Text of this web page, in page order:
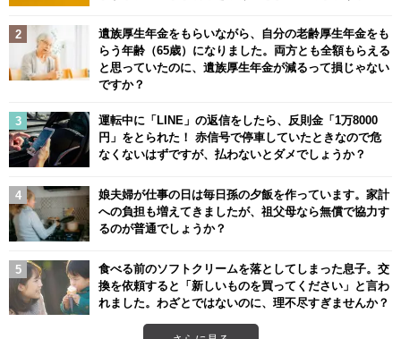
遺族厚生年金をもらいながら、自分の老齢厚生年金をも
らう年齢（65歳）になりました。両方とも全額もらえる
と思っていたのに、遺族厚生年金が減るって損じゃない
ですか？
運転中に「LINE」の返信をしたら、反則金「1万8000
円」をとられた！ 赤信号で停車していたときなので危
なくないはずですが、払わないとダメでしょうか？
娘夫婦が仕事の日は毎日孫の夕飯を作っています。家計
への負担も増えてきましたが、祖父母なら無償で協力す
るのが普通でしょうか？
食べる前のソフトクリームを落としてしまった息子。交
換を依頼すると「新しいものを買ってください」と言わ
れました。わざとではないのに、理不尽すぎませんか？